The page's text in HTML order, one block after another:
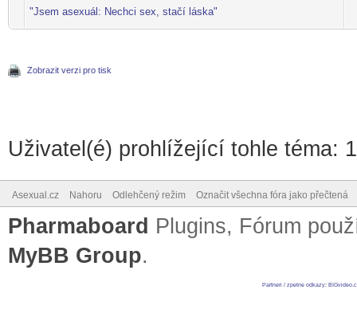
"Jsem asexuál: Nechci sex, stačí láska"
Zobrazit verzi pro tisk
Uživatel(é) prohlížející tohle téma:
Asexual.cz Nahoru Odlehčený režim Označit všechna fóra jako přečtená
Pharmaboard Plugins, Fórum
MyBB Group.
Partneri / zpetne odkazy: